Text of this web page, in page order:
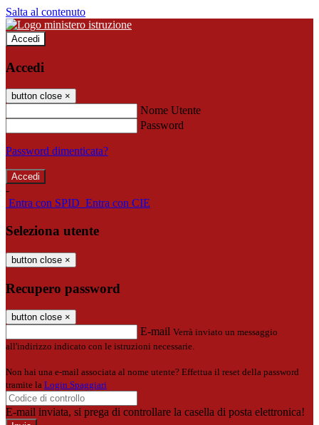
Salta al contenuto
Accedi
Accedi
button close ×
Nome Utente
Password
Password dimenticata?
-
Entra con SPID Entra con CIE
Seleziona utente
button close ×
Recupero password
button close ×
E-mail Verrà inviato un messaggio
all'indirizzo indicato con le istruzioni necessarie.
Non hai una e-mail associata al nome utente? Effettua il reset della password
tramite la Login Spaggiari
E-mail inviata, si prega di controllare la casella di posta elettronica!